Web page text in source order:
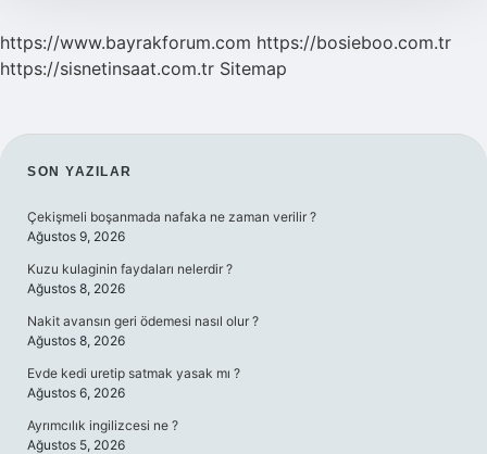
https://www.bayrakforum.com https://bosieboo.com.tr
https://sisnetinsaat.com.tr Sitemap
SIDEBAR
SON YAZILAR
Çekişmeli boşanmada nafaka ne zaman verilir ?
Ağustos 9, 2026
Kuzu kulaginin faydaları nelerdir ?
Ağustos 8, 2026
Nakit avansın geri ödemesi nasıl olur ?
Ağustos 8, 2026
Evde kedi uretip satmak yasak mı ?
Ağustos 6, 2026
Ayrımcılık ingilizcesi ne ?
Ağustos 5, 2026